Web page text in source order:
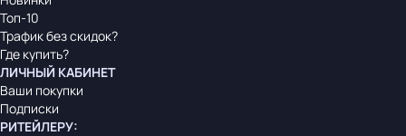
Топ-10
Трафик без скидок?
Где купить?
ЛИЧНЫЙ КАБИНЕТ
Ваши покупки
Подписки
РИТЕЙЛЕРУ: